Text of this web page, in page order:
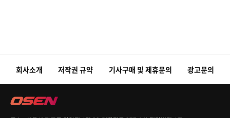
회사소개 저작권 규약 기사구매 및 제휴문의 광고문의